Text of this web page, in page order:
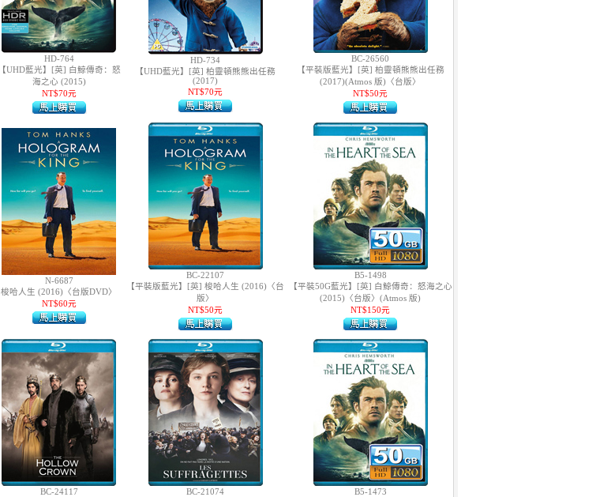
HD-764
【UHD藍光】[英] 白鯨傳奇：怒
海之心 (2015)
NT$70元
HD-734
【UHD藍光】[英] 柏靈頓熊熊出任務
(2017)
NT$70元
BC-26560
【平裝版藍光】[英] 柏靈頓熊熊出任務
(2017)(Atmos 版)〈台版〉
NT$50元
N-6687
梭哈人生 (2016)〈台版DVD〉
NT$60元
BC-22107
【平裝版藍光】[英] 梭哈人生 (2016)〈台
版〉
NT$50元
B5-1498
【平裝50G藍光】[英] 白鯨傳奇：怒海之心
(2015)〈台版〉(Atmos 版)
NT$150元
BC-24117
BC-21074
B5-1473